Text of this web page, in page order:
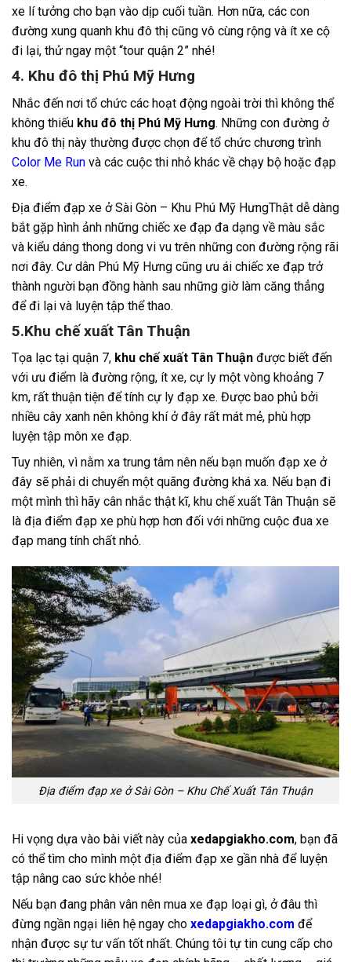
xe lí tưởng cho bạn vào dịp cuối tuần. Hơn nữa, các con
đường xung quanh khu đô thị cũng vô cùng rộng và ít xe cộ
đi lại, thử ngay một “tour quận 2” nhé!
4. Khu đô thị Phú Mỹ Hưng
Nhắc đến nơi tổ chức các hoạt động ngoài trời thì không thể
không thiếu khu đô thị Phú Mỹ Hưng. Những con đường ở
khu đô thị này thường được chọn để tổ chức chương trình
Color Me Run và các cuộc thi nhỏ khác về chạy bộ hoặc đạp
xe.
Địa điểm đạp xe ở Sài Gòn – Khu Phú Mỹ HưngThật dễ dàng
bắt gặp hình ảnh những chiếc xe đạp đa dạng về màu sắc
và kiểu dáng thong dong vi vu trên những con đường rộng rãi
nơi đây. Cư dân Phú Mỹ Hưng cũng ưu ái chiếc xe đạp trở
thành người bạn đồng hành sau những giờ làm căng thẳng
để đi lại và luyện tập thể thao.
5.Khu chế xuất Tân Thuận
Tọa lạc tại quận 7, khu chế xuất Tân Thuận được biết đến
với ưu điểm là đường rộng, ít xe, cự ly một vòng khoảng 7
km, rất thuận tiện để tính cự ly đạp xe. Được bao phủ bởi
nhiều cây xanh nên không khí ở đây rất mát mẻ, phù hợp
luyện tập môn xe đạp.
Tuy nhiên, vì nằm xa trung tâm nên nếu bạn muốn đạp xe ở
đây sẽ phải di chuyển một quãng đường khá xa. Nếu bạn đi
một mình thì hãy cân nhắc thật kĩ, khu chế xuất Tân Thuận sẽ
là địa điểm đạp xe phù hợp hơn đối với những cuộc đua xe
đạp mang tính chất nhỏ.
Địa điểm đạp xe ở Sài Gòn – Khu Chế Xuất Tân Thuận
Hi vọng dựa vào bài viết này của xedapgiakho.com, bạn đã
có thể tìm cho mình một địa điểm đạp xe gần nhà để luyện
tập nâng cao sức khỏe nhé!
Nếu bạn đang phân vân nên mua xe đạp loại gì, ở đâu thì
đừng ngần ngại liên hệ ngay cho xedapgiakho.com để
nhận được sự tư vấn tốt nhất. Chúng tôi tự tin cung cấp cho